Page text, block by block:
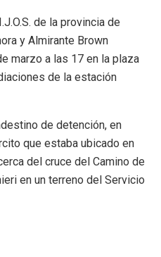
de la provincia de
y Almirante Brown
marzo a las 17 en la plaza
de la estación
de detención, en
que estaba ubicado en
del cruce del Camino de
en un terreno del Servicio